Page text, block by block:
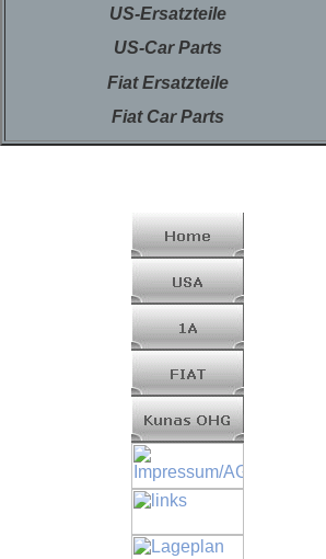
US-Ersatzteile
US-Car Parts
Fiat Ersatzteile
Fiat Car Parts